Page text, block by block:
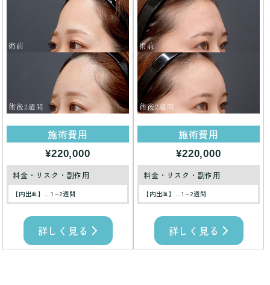
施術費用
¥220,000
料金・リスク・副作用
【内出血】…1～2週間
詳しく見る
施術費用
¥220,000
料金・リスク・副作用
【内出血】…1～2週間
詳しく見る